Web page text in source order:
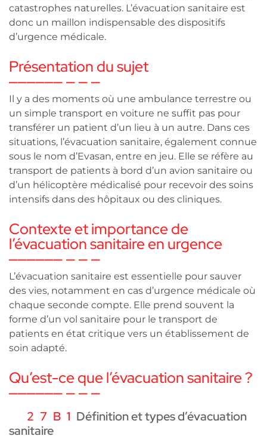
catastrophes naturelles. L’évacuation sanitaire est
donc un maillon indispensable des dispositifs
d’urgence médicale.
Présentation du sujet
Il y a des moments où une ambulance terrestre ou
un simple transport en voiture ne suffit pas pour
transférer un patient d’un lieu à un autre. Dans ces
situations, l’évacuation sanitaire, également connue
sous le nom d’Evasan, entre en jeu. Elle se réfère au
transport de patients à bord d’un avion sanitaire ou
d’un hélicoptère médicalisé pour recevoir des soins
intensifs dans des hôpitaux ou des cliniques.
Contexte et importance de
l’évacuation sanitaire en urgence
L’évacuation sanitaire est essentielle pour sauver
des vies, notamment en cas d’urgence médicale où
chaque seconde compte. Elle prend souvent la
forme d’un vol sanitaire pour le transport de
patients en état critique vers un établissement de
soin adapté.
Qu’est-ce que l’évacuation sanitaire ?
Définition et types d’évacuation
sanitaire